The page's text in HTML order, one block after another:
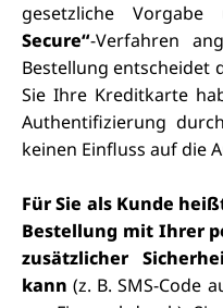
gesetzliche
Secure“-Verfahren
Bestellung entscheidet
Sie Ihre Kreditkarte
Authentifizierung
keinen Einfluss auf die
Für Sie als Kunde
Bestellung mit Ihrer
zusätzlicher
kann (z. B. SMS-Code